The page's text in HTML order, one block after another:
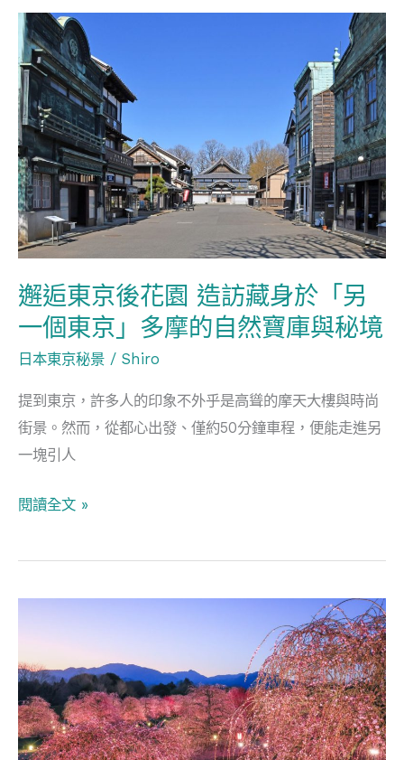
香
料
交
織
的
城
市
風
景
邂逅東京後花園 造訪藏身於「另
一個東京」多摩的自然寶庫與秘境
日本東京秘景 / Shiro
提到東京，許多人的印象不外乎是高聳的摩天大樓與時尚
街景。然而，從都心出發、僅約50分鐘車程，便能走進另
一塊引人
邂
逅
東
京
後
花
園
造
訪
身
於
「另
個
東
京」
摩
然
與
秘
境
閱讀全文 »
場
古
屋